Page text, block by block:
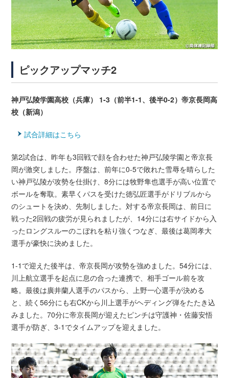
ピックアップマッチ2
神戸弘陵学園高校（兵庫） 1-3（前半1-1、後半0-2）帝京長岡高
校（新潟）
試合詳細はこちら
第2試合は、昨年も3回戦で顔を合わせた神戸弘陵学園と帝京長
岡が激突しました。序盤は、前年に0-5で敗れた雪辱を晴らした
い神戸弘陵が攻勢を仕掛け、8分には牧野隼也選手が高い位置で
ボールを奪取。素早くパスを受けた徳弘匠選手がドリブルから
のシュートを決め、先制しました。対する帝京長岡は、前日に
戦った2回戦の疲労が見られましたが、14分には右サイドから入
ったロングスルーのこぼれを粘り強くつなぎ、最後は葛岡孝大
選手が豪快に決めました。
1-1で迎えた後半は、帝京長岡が攻勢を強めました。54分には、
川上航立選手を起点に息の合った連携で、相手ゴール前を攻
略。最後は廣井蘭人選手のパスから、上野一心選手が決める
と、続く56分にも右CKから川上選手がヘディング弾をたたき込
みました。70分に帝京長岡が迎えたピンチは守護神・佐藤安悟
選手が防ぎ、3-1でタイムアップを迎えました。